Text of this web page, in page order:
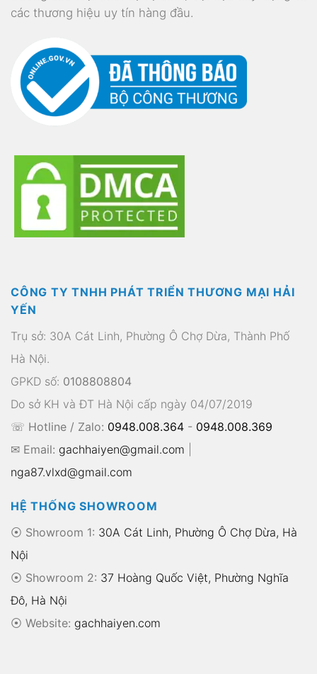
các thương hiệu uy tín hàng đầu.
CÔNG TY TNHH PHÁT TRIỂN THƯƠNG MẠI HẢI
YẾN
Trụ sở: 30A Cát Linh, Phường Ô Chợ Dừa, Thành Phố
Hà Nội.
GPKD số: 0108808804
Do sở KH và ĐT Hà Nội cấp ngày 04/07/2019
☏ Hotline / Zalo: 0948.008.364 - 0948.008.369
✉ Email: gachhaiyen@gmail.com
nga87.vlxd@gmail.com
HỆ THỐNG SHOWROOM
⦿ Showroom 1: 30A Cát Linh, Phường Ô Chợ Dừa, Hà
Nội
⦿ Showroom 2: 37 Hoàng Quốc Việt, Phường Nghĩa
Đô, Hà Nội
⦿ Website: gachhaiyen.com